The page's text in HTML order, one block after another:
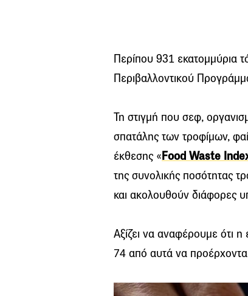
Περίπου 931 εκατομμύρια
Περιβαλλοντικού
Τη στιγμή που σεφ,
σπατάλης των τροφίμων,
έκθεσης «Food Waste
της συνολικής ποσότητας
και ακολουθούν διάφορες
Αξίζει να αναφέρουμε ότι
74 από αυτά να